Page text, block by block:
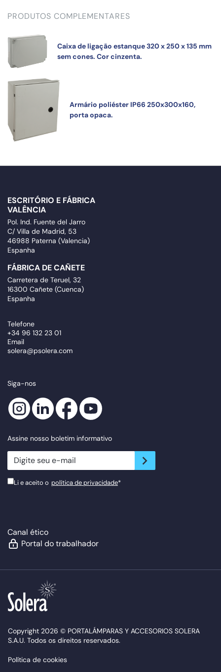
PRODUTOS COMPLEMENTARES
Caixa de ligação estanque 320 x 250 x 135 mm
sem cones. Cor cinzenta.
Armário poliéster IP66 250x300x160,
porta opaca.
ESCRITÓRIO E FÁBRICA
VALÊNCIA
Pol. Ind. Fuente del Jarro
C/ Villa de Madrid, 53
46988 Paterna (Valencia)
Espanha
FÁBRICA DE CAÑETE
Carretera de Teruel, 32
16300 Cañete (Cuenca)
Espanha
Telefone
+34 96 132 23 01
Email
solera@psolera.com
Siga-nos
Assine nosso boletim informativo
newsletter.suscribe
Li e aceito o política de privacidade*
Canal ético
Portal do trabalhador
Copyright 2026 © PORTALÁMPARAS Y ACCESORIOS SOLERA
S.A.U. Todos os direitos reservados.
Política de cookies